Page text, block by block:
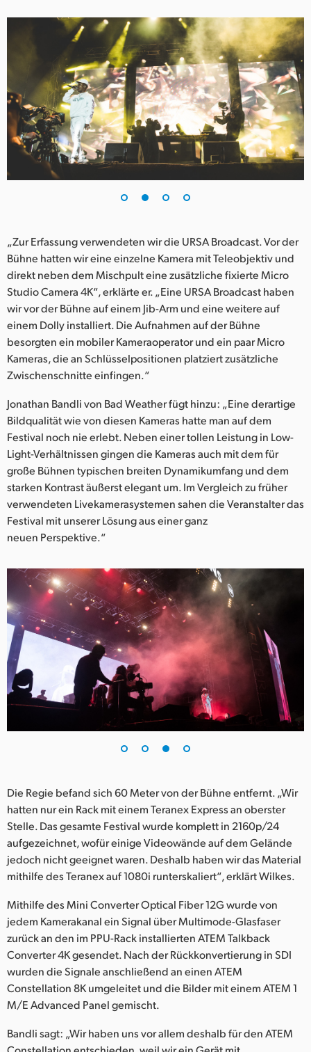
Spain
Sweden
Chinese Taipei
Turkey
UAE
Ukraine
„Zur Erfassung verwendeten wir die URSA Broadcast. Vor der
Bühne hatten wir eine einzelne Kamera mit Teleobjektiv und
direkt neben dem Mischpult eine zusätzliche fixierte Micro
Studio Camera 4K“, erklärte er. „Eine URSA Broadcast haben
wir vor der Bühne auf einem Jib-Arm und eine weitere auf
einem Dolly installiert. Die Aufnahmen auf der Bühne
besorgten ein mobiler Kameraoperator und ein paar Micro
Kameras, die an Schlüsselpositionen platziert zusätzliche
Zwischenschnitte einfingen.“
Jonathan Bandli von Bad Weather fügt hinzu: „Eine derartige
Bildqualität wie von diesen Kameras hatte man auf dem
Festival noch nie erlebt. Neben einer tollen Leistung in Low-
Light-Verhältnissen gingen die Kameras auch mit dem für
große Bühnen typischen breiten Dynamikumfang und dem
starken Kontrast äußerst elegant um. Im Vergleich zu früher
verwendeten Livekamerasystemen sahen die Veranstalter das
Festival mit unserer Lösung aus einer ganz
neuen Perspektive.“
Die Regie befand sich 60 Meter von der Bühne entfernt. „Wir
hatten nur ein Rack mit einem Teranex Express an oberster
Stelle. Das gesamte Festival wurde komplett in 2160p/24
aufgezeichnet, wofür einige Videowände auf dem Gelände
jedoch nicht geeignet waren. Deshalb haben wir das Material
mithilfe des Teranex auf 1080i runterskaliert“, erklärt Wilkes.
Mithilfe des Mini Converter Optical Fiber 12G wurde von
jedem Kamerakanal ein Signal über Multimode-Glasfaser
zurück an den im PPU-Rack installierten ATEM Talkback
Converter 4K gesendet. Nach der Rückkonvertierung in SDI
wurden die Signale anschließend an einen ATEM
Constellation 8K umgeleitet und die Bilder mit einem ATEM 1
M/E Advanced Panel gemischt.
Bandli sagt: „Wir haben uns vor allem deshalb für den ATEM